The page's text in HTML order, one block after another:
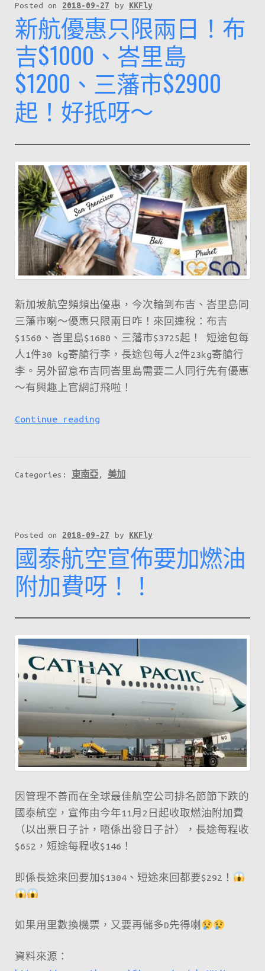
二
早
點
去
官
買
飛
喇
～
Posted on 2018-09-27 by KKFly
新航優惠只限兩日！布
吉$1000、峇里島
$1200、三藩市$2900
起！好抵呀～
新加坡航空頻頻出優惠，今次輪到布吉、峇里島同
三藩市喇～優惠只限兩日咋！來回連稅：布吉
$1560、峇里島$1680、三藩市$3725起！ 短途包每
人1件30 kg寄艙行李，長途包每人2件23kg寄艙行
李。另外留意布吉同峇里島需要二人同行先有優惠
～有興趣上官網訂飛啦！
Continue reading新
惠
日！
布
吉
$1000、
峇
里
島
$1200、
三
藩
$2900
起！
好
抵
～
Categories: 東南亞, 美加
Posted on 2018-09-27 by KKFly
國泰航空宣佈要加燃油
附加費呀！！
因管理不善而在全球最佳航空公司排名節節下跌的
國泰航空，宣佈由今年11月2日起收取燃油附加費
（以出票日子計，唔係出發日子計），長途每程收
$652，短途每程收$146！
即係長途來回要加$1304、短途來回都要$292！
如果用里數換機票，又要再儲多D先得喇
資料來源：